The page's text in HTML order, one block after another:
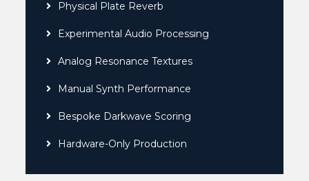
Physical Plate Reverb
Experimental Audio Processing
Analog Resonance Textures
Manual Synth Performance
Bespoke Darkwave Scoring
Hardware-Only Production